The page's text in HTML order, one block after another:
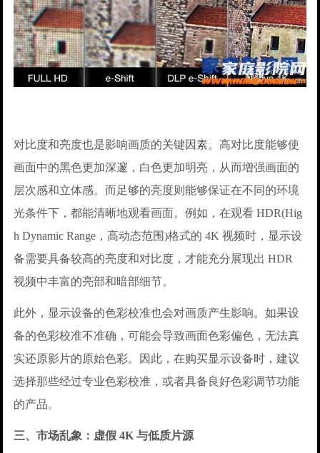
对比度和亮度也是影响画质的关键因素。高对比度能够使
画面中的黑色更加深邃，白色更加明亮，从而增强画面的
层次感和立体感。而足够的亮度则能够保证在不同的环境
光条件下，都能清晰地观看画面。例如，在观看 HDR(Hig
h Dynamic Range，高动态范围)格式的 4K 视频时，显示设
备需要具备较高的亮度和对比度，才能充分展现出 HDR
视频中丰富的亮部和暗部细节。
此外，显示设备的色彩校准也会对画质产生影响。如果设
备的色彩校准不准确，可能会导致画面色彩偏色，无法真
实还原影片的原始色彩。因此，在购买显示设备时，建议
选择那些经过专业色彩校准，或者具备良好色彩调节功能
的产品。
三、市场乱象：虚假 4K 与低质片源